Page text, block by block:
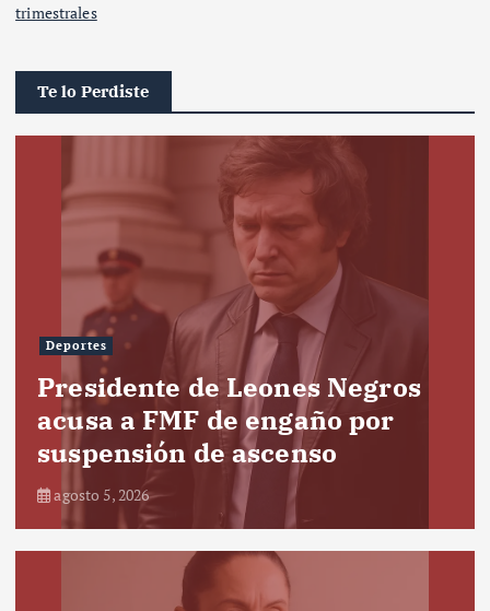
trimestrales
Te lo Perdiste
Deportes
Presidente de Leones Negros
acusa a FMF de engaño por
suspensión de ascenso
agosto 5, 2026